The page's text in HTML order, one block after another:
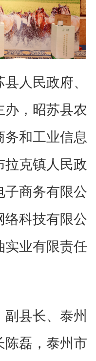
人民政府、
办，昭苏县农
务和工业信息
拉克镇人民政
子商务有限公
络科技有限公
实业有限责任
县长、泰州
陈磊，泰州市